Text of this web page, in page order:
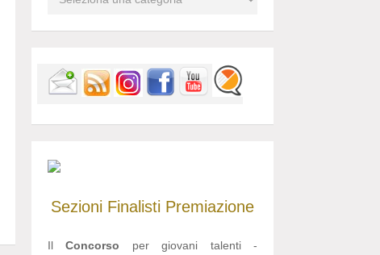
Sezioni Finalisti Premiazione
IlConcorso per giovani talenti -